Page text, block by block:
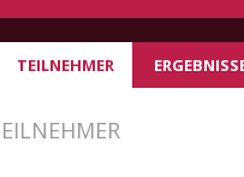
TEILNEHMER